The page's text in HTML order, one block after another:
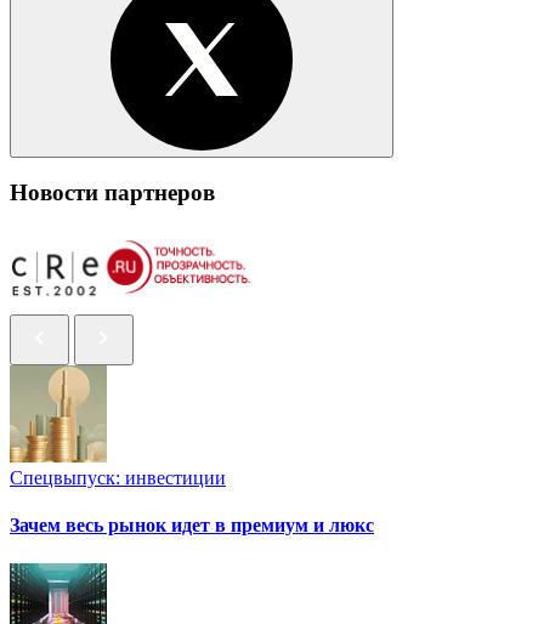
Новости партнеров
Спецвыпуск: инвестиции
Зачем весь рынок идет в премиум и люкс